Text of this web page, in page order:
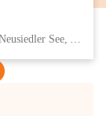
Eisenstädter Straße 18, 7091 Breitenbrunn am Neusiedler See, AUT